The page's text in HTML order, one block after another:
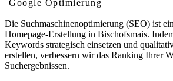
Google Optimierung
Die Suchmaschinenoptimierung (SEO) ist
Homepage-Erstellung in Bischofsmais.
Keywords strategisch einsetzen und
erstellen, verbessern wir das Ranking Ihrer
Suchergebnissen.